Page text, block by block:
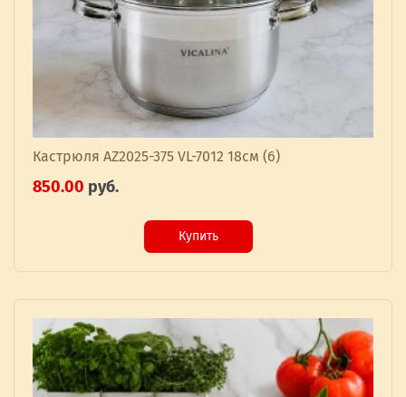
Кастрюля AZ2025-375 VL-7012 18см (6)
850.00 руб.
Купить